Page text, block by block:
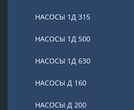
НАСОСЫ 1Д 315
НАСОСЫ 1Д 500
НАСОСЫ 1Д 630
НАСОСЫ Д 160
НАСОСЫ Д 200